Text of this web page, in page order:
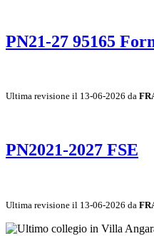
PN21-27 95165
Ultima revisione il 13-06-2026 da
PN2021-2027 FSE
Ultima revisione il 13-06-2026 da